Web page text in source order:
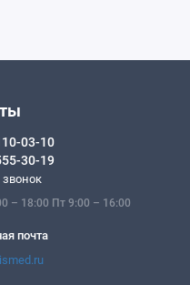
03-10
30-19
– 18:00 Пт 9:00 – 16:00
почта